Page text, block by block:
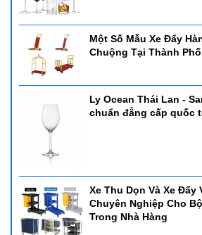
Một Số Mẫu Xe Đẩy
Chuộng Tại Thành
Ly Ocean Thái Lan -
chuẩn đẳng cấp quốc
Xe Thu Dọn Và Xe Đẩy
Chuyên Nghiệp Cho
Trong Nhà Hàng